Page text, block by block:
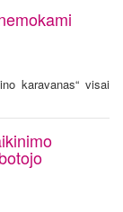
karavanas“ visai